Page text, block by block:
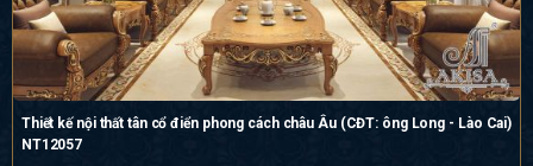
Thiết kế nội thất tân cổ điển phong cách châu Âu (CĐT: ông Long - Lào Cai)
NT12057